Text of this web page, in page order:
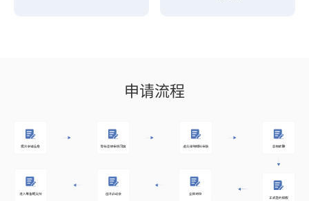
申请流程